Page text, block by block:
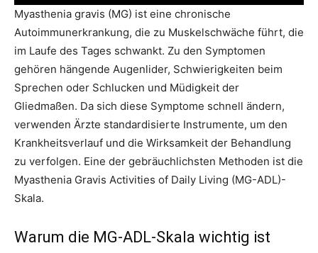
Myasthenia gravis (MG) ist eine chronische
Autoimmunerkrankung, die zu Muskelschwäche führt, die
im Laufe des Tages schwankt. Zu den Symptomen
gehören hängende Augenlider, Schwierigkeiten beim
Sprechen oder Schlucken und Müdigkeit der
Gliedmaßen. Da sich diese Symptome schnell ändern,
verwenden Ärzte standardisierte Instrumente, um den
Krankheitsverlauf und die Wirksamkeit der Behandlung
zu verfolgen. Eine der gebräuchlichsten Methoden ist die
Myasthenia Gravis Activities of Daily Living (MG-ADL)-
Skala.
Warum die MG-ADL-Skala wichtig ist